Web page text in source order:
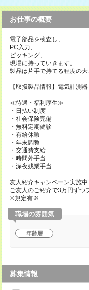
お仕事の概要
電子部品を検査し、
PC入力、
ピッキング、
現場に持っていきます。
製品は片手で持てる程度の大
【取扱製品情報】電気計測
≪待遇・福利厚生≫
・日払い制度
・社会保険完備
・無料定期健診
・有給休暇
・年末調整
・交通費支給
・時間外手当
・深夜残業手当
友人紹介キャンペーン実施中
ご友人のご紹介で3万円ずつ
※規定有※
職場の雰囲気
年齢層
募集情報